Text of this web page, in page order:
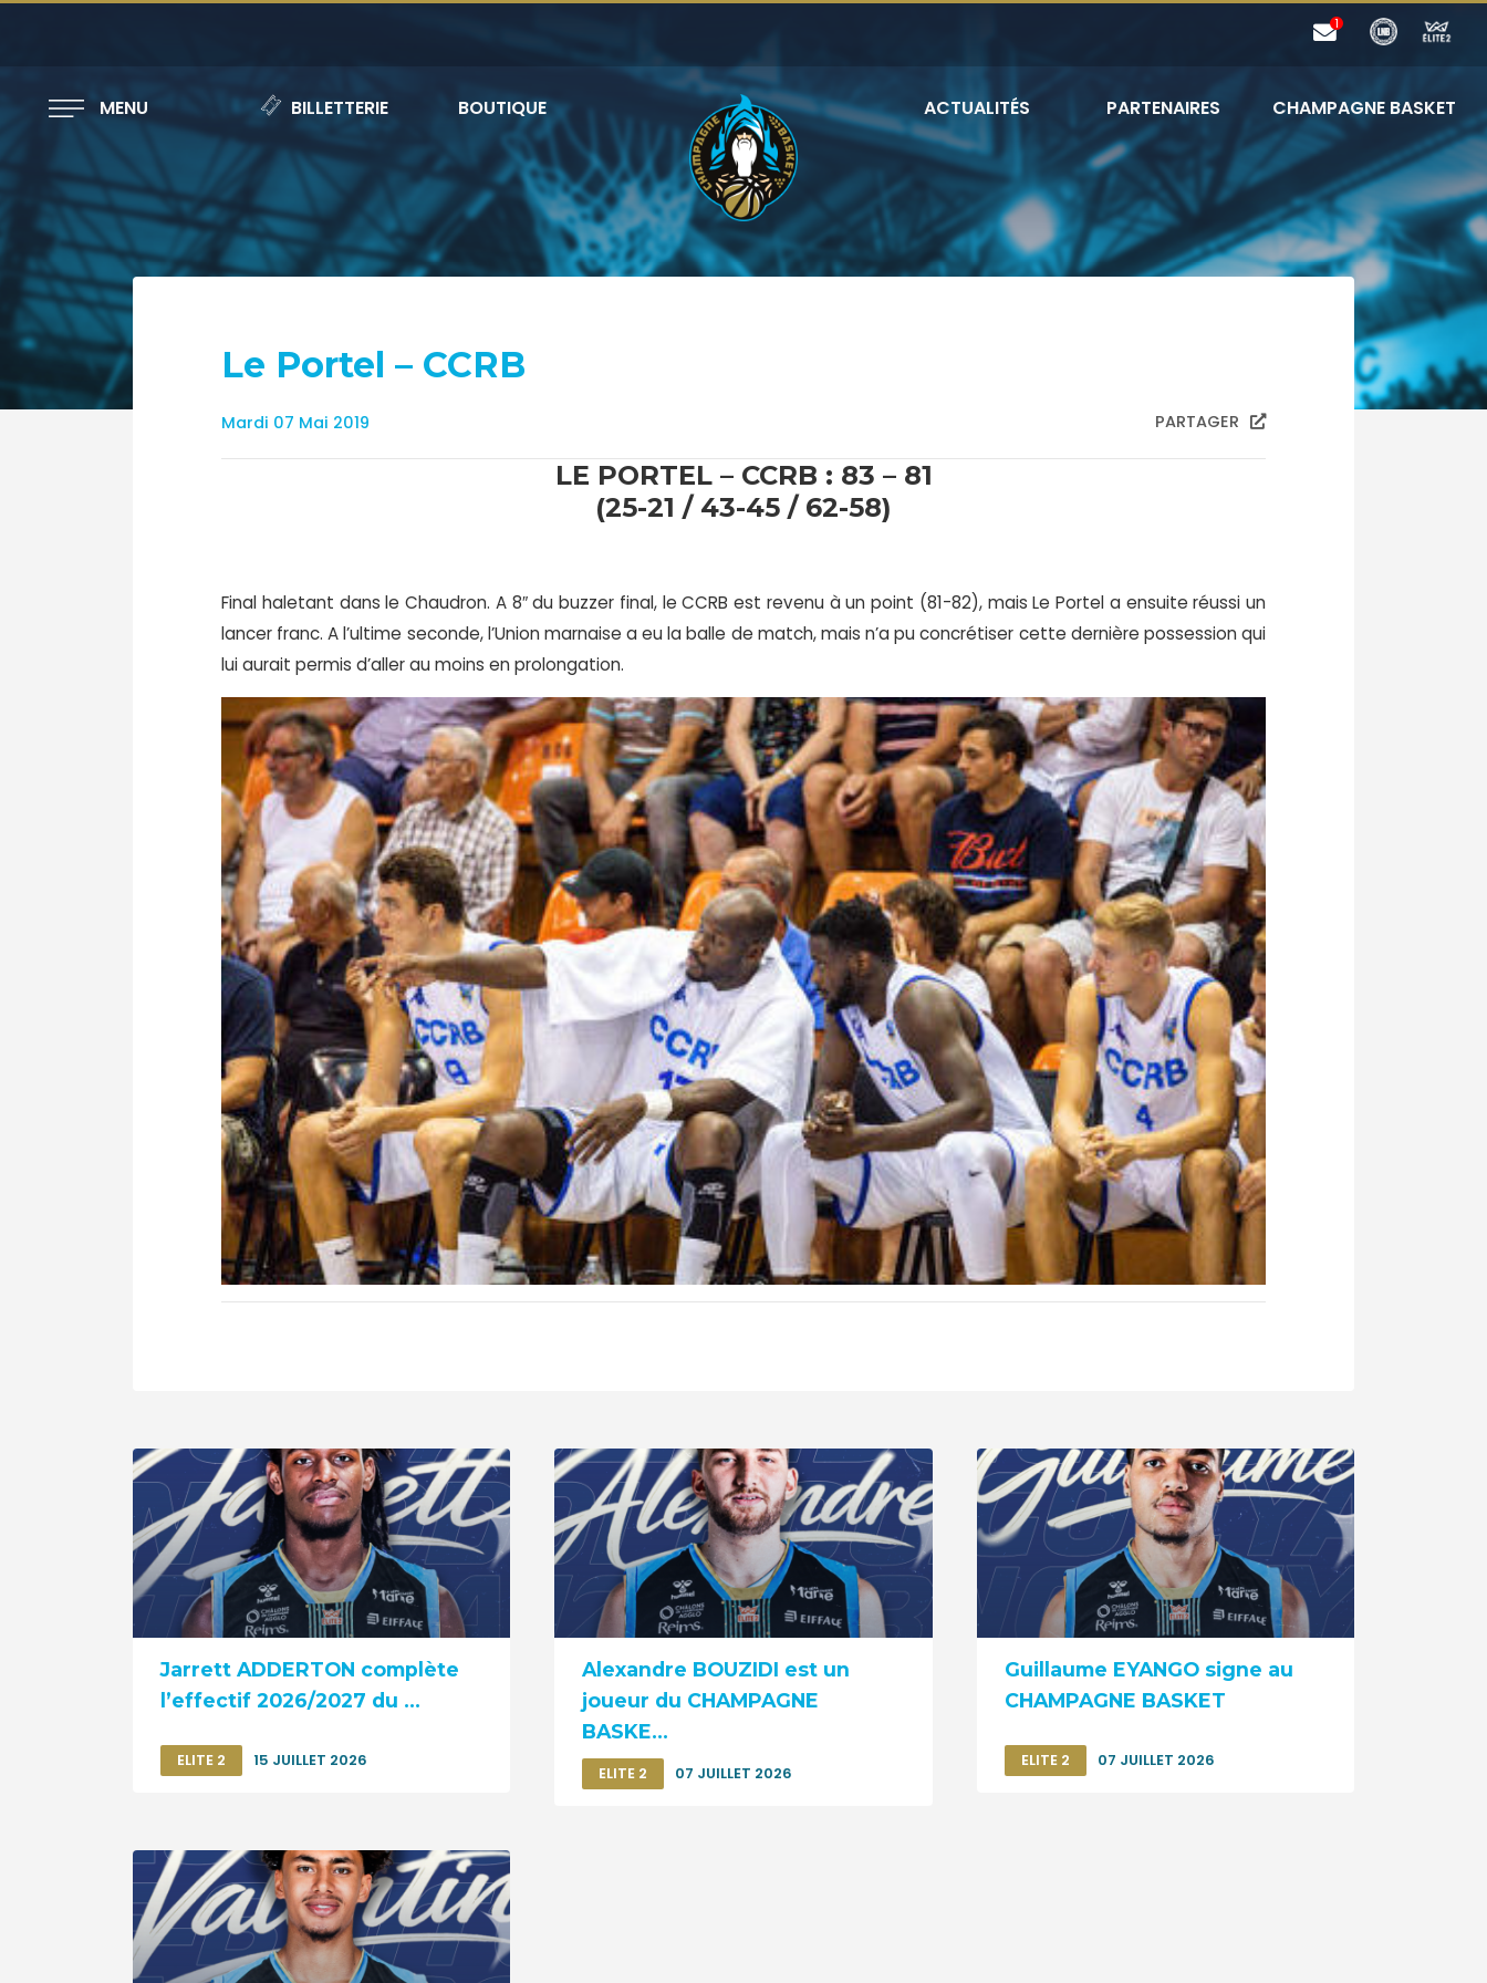
MENU BILLETTERIE BOUTIQUE ACTUALITÉS PARTENAIRES CHAMPAGNE BASKET
Le Portel – CCRB
Mardi 07 Mai 2019 PARTAGER
LE PORTEL – CCRB : 83 – 81
(25-21 / 43-45 / 62-58)
Final haletant dans le Chaudron. A 8″ du buzzer final, le CCRB est revenu à un point (81-82), mais Le Portel a ensuite réussi un
lancer franc. A l’ultime seconde, l’Union marnaise a eu la balle de match, mais n’a pu concrétiser cette dernière possession qui
lui aurait permis d’aller au moins en prolongation.
Jarrett ADDERTON complète
l’effectif 2026/2027 du ...
ELITE 2 15 JUILLET 2026
Alexandre BOUZIDI est un
joueur du CHAMPAGNE
BASKE...
ELITE 2 07 JUILLET 2026
Guillaume EYANGO signe au
CHAMPAGNE BASKET
ELITE 2 07 JUILLET 2026